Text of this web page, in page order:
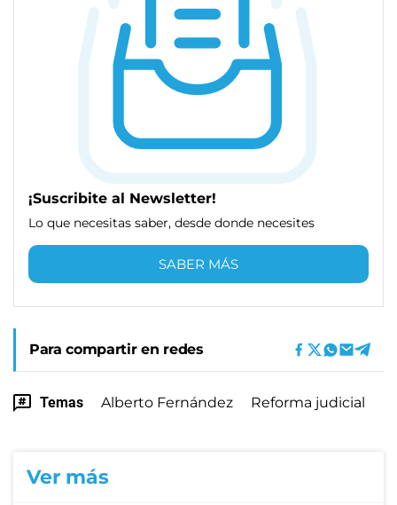
¡Suscribite al Newsletter!
Lo que necesitas saber, desde donde necesites
SABER MÁS
Para compartir en redes
Temas Alberto Fernández Reforma judicial
Ver más